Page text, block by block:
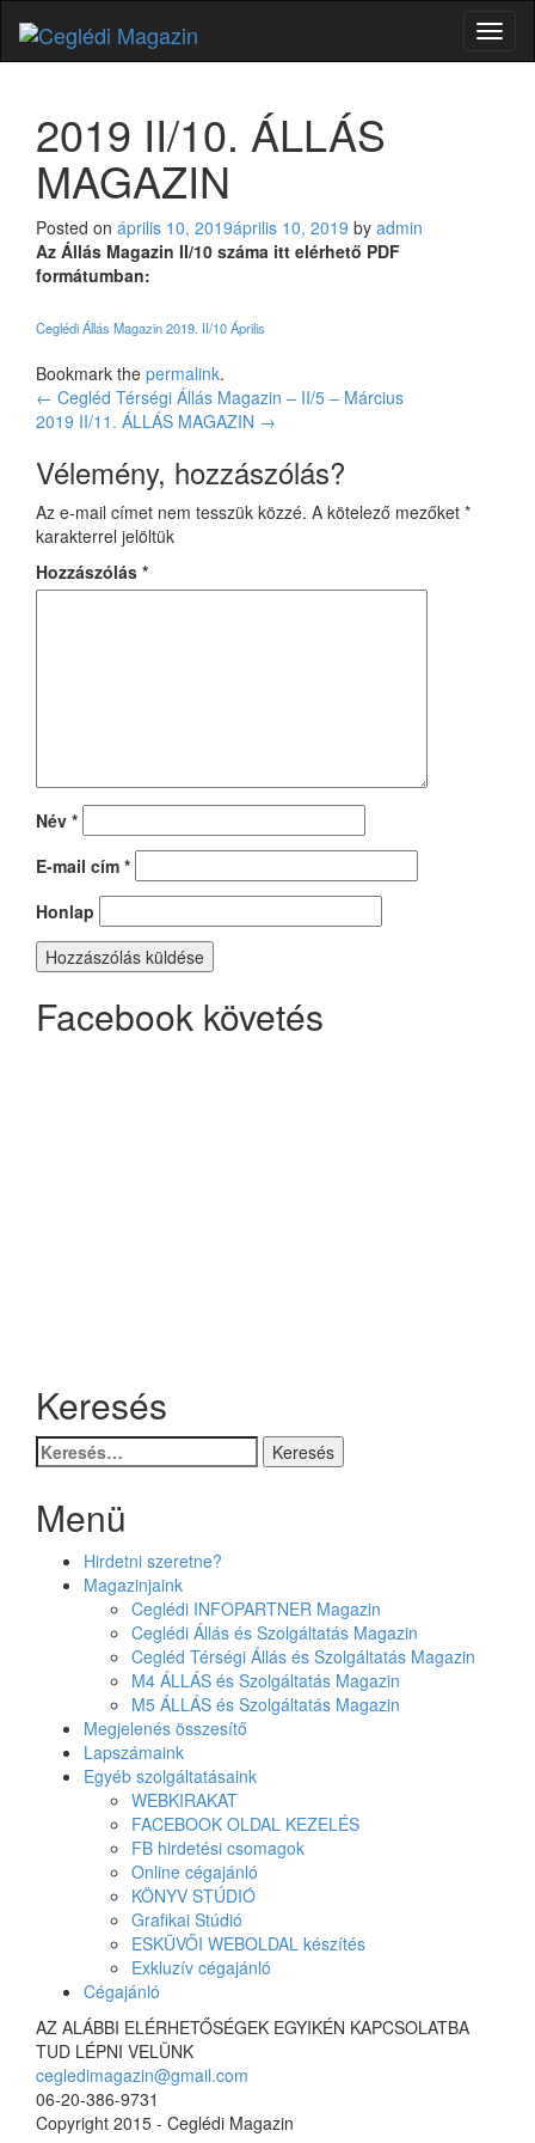
2019 II/10. ÁLLÁS
MAGAZIN
Posted on április 10, 2019április 10, 2019 by admin
Az Állás Magazin II/10 száma itt elérhető PDF
formátumban:
Ceglédi Állás Magazin 2019. II/10 Április
Bookmark the permalink.
Bejegyzés
navigáció
← Cegléd Térségi Állás Magazin – II/5 – Március
2019 II/11. ÁLLÁS MAGAZIN →
Vélemény, hozzászólás?
Az e-mail címet nem tesszük közzé. A kötelező mezőket *
karakterrel jelöltük
Hozzászólás *
Név *
E-mail cím *
Honlap
Facebook követés
Keresés
Keresés:
Menü
Hirdetni szeretne?
Magazinjaink
Ceglédi INFOPARTNER Magazin
Ceglédi Állás és Szolgáltatás Magazin
Cegléd Térségi Állás és Szolgáltatás Magazin
M4 ÁLLÁS és Szolgáltatás Magazin
M5 ÁLLÁS és Szolgáltatás Magazin
Megjelenés összesítő
Lapszámaink
Egyéb szolgáltatásaink
WEBKIRAKAT
FACEBOOK OLDAL KEZELÉS
FB hirdetési csomagok
Online cégajánló
KÖNYV STÚDIÓ
Grafikai Stúdió
ESKÜVŐI WEBOLDAL készítés
Exkluzív cégajánló
Cégajánló
AZ ALÁBBI ELÉRHETŐSÉGEK EGYIKÉN KAPCSOLATBA
TUD LÉPNI VELÜNK
cegledimagazin@gmail.com
06-20-386-9731
Copyright 2015 - Ceglédi Magazin